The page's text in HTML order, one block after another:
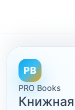
PB
PRO Books
Книжная